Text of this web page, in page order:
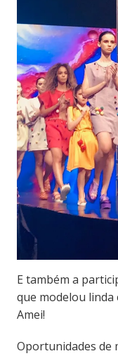
E também a
que modelou linda
Amei!
Oportunidades de